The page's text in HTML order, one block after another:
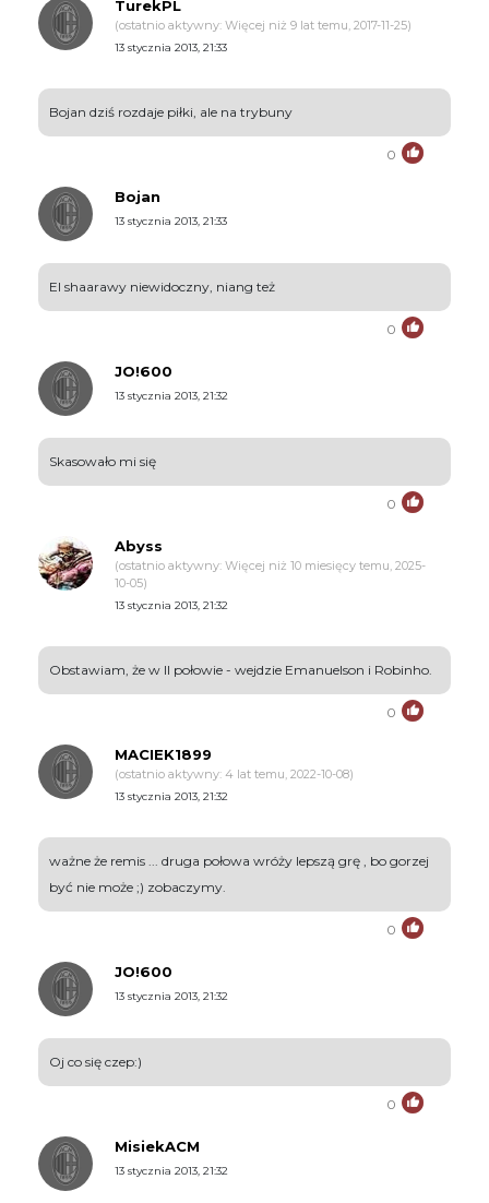
TurekPL
(ostatnio aktywny: Więcej niż 9 lat temu, 2017-11-25)
13 stycznia 2013, 21:33
Bojan dziś rozdaje piłki, ale na trybuny
0
Bojan
13 stycznia 2013, 21:33
El shaarawy niewidoczny, niang też
0
JO!600
13 stycznia 2013, 21:32
Skasowało mi się
0
Abyss
(ostatnio aktywny: Więcej niż 10 miesięcy temu, 2025-
10-05)
13 stycznia 2013, 21:32
Obstawiam, że w II połowie - wejdzie Emanuelson i Robinho.
0
MACIEK1899
(ostatnio aktywny: 4 lat temu, 2022-10-08)
13 stycznia 2013, 21:32
ważne że remis ... druga połowa wróży lepszą grę , bo gorzej
być nie może ;) zobaczymy.
0
JO!600
13 stycznia 2013, 21:32
Oj co się czep:)
0
MisiekACM
13 stycznia 2013, 21:32